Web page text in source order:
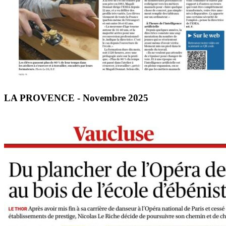
LA PROVENCE - Novembre 2025